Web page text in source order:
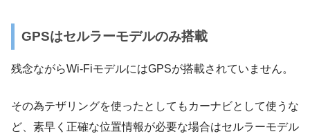
GPSはセルラーモデルのみ搭載
残念ながらWi-FiモデルにはGPSが搭載されていません。
その為テザリングを使ったとしてもカーナビとして使うな
ど、素早く正確な位置情報が必要な場合はセルラーモデル